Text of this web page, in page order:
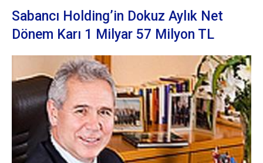
Sabancı Holding’in Dokuz Aylık Net
Dönem Karı 1 Milyar 57 Milyon TL